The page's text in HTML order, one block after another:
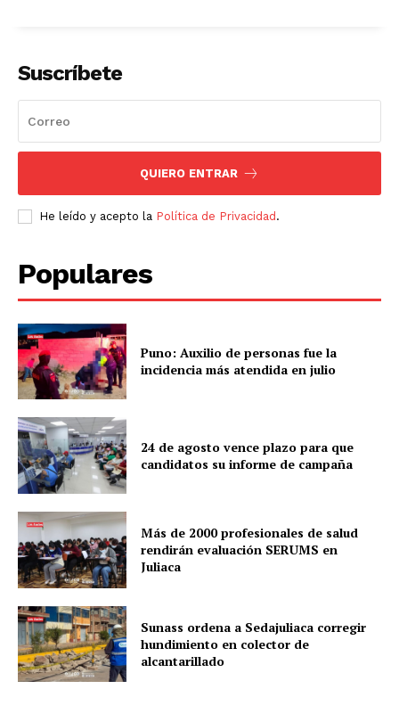
Suscríbete
QUIERO ENTRAR
He leído y acepto la Política de Privacidad.
Populares
Puno: Auxilio de personas fue la
incidencia más atendida en julio
24 de agosto vence plazo para que
candidatos su informe de campaña
Más de 2000 profesionales de salud
rendirán evaluación SERUMS en
Juliaca
Sunass ordena a Sedajuliaca corregir
hundimiento en colector de
alcantarillado